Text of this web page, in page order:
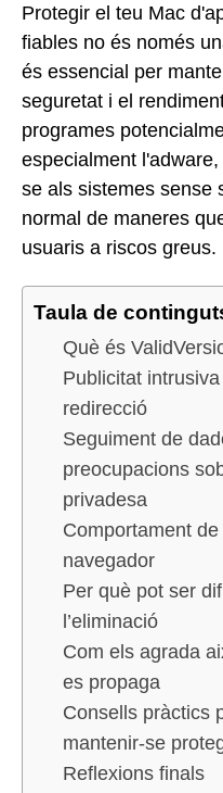
Protegir el teu Mac
fiables no és només
és essencial per
seguretat i el
programes
especialment
se als sistemes sense
normal de maneres
usuaris a riscos greus.
Taula de
Què és
Publicitat
redirecció
Seguiment de
preocupacions
privadesa
Comportament de
navegador
Per què pot ser
l’eliminació
Com els agrada
es propaga
Consells pràctics
mantenir-se
Reflexions finals